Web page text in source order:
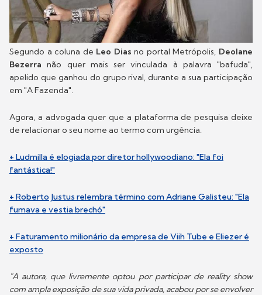
Segundo a coluna de Leo Dias no portal Metrópolis, Deolane
Bezerranão quer mais ser vinculada à palavra "bafuda",
apelido que ganhou do grupo rival, durante a sua participação
em "A Fazenda".
Agora, a advogada quer que a plataforma de pesquisa deixe
de relacionar o seu nome ao termo com urgência.
+ Ludmilla é elogiada por diretor hollywoodiano: "Ela foi
fantástica!"
+ Roberto Justus relembra término com Adriane Galisteu: "Ela
fumava e vestia brechó"
+ Faturamento milionário da empresa de Viih Tube e Eliezer é
exposto
"A autora, que livremente optou por participar de reality show
com ampla exposição de sua vida privada, acabou por se envolver